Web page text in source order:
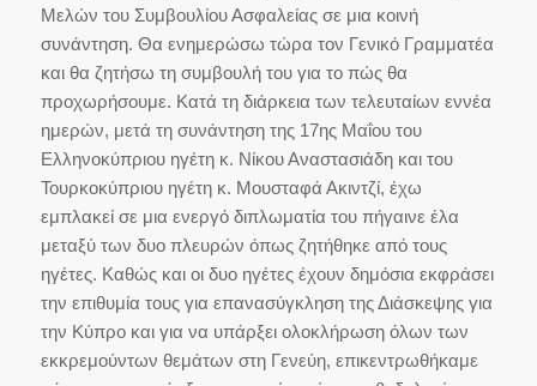
Μελών του Συμβουλίου Ασφαλείας σε μια κοινή
συνάντηση. Θα ενημερώσω τώρα τον Γενικό Γραμματέα
και θα ζητήσω τη συμβουλή του για το πώς θα
προχωρήσουμε. Κατά τη διάρκεια των τελευταίων εννέα
ημερών, μετά τη συνάντηση της 17ης Μαΐου του
Ελληνοκύπριου ηγέτη κ. Νίκου Αναστασιάδη και του
Τουρκοκύπριου ηγέτη κ. Μουσταφά Ακιντζί, έχω
εμπλακεί σε μια ενεργό διπλωματία του πήγαινε έλα
μεταξύ των δυο πλευρών όπως ζητήθηκε από τους
ηγέτες. Καθώς και οι δυο ηγέτες έχουν δημόσια εκφράσει
την επιθυμία τους για επανασύγκληση της Διάσκεψης για
την Κύπρο και για να υπάρξει ολοκλήρωση όλων των
εκκρεμούντων θεμάτων στη Γενεύη, επικεντρωθήκαμε